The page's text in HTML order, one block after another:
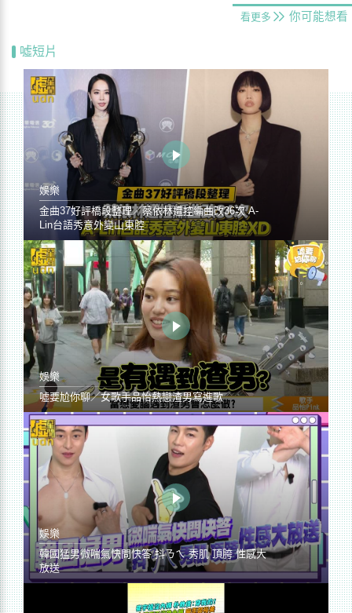
看更多 你可能想看
噓短片
娛樂
金曲37好評橋段整理／蔡依林遭控編曲改36次 A-
Lin台語秀意外變山東腔
娛樂
噓要尬你聊／女歌手品怡熱戀渣男寫進歌
娛樂
韓國猛男微喘氣快問快答 抖ㄋㄟ 秀肌 頂胯 性感大
放送